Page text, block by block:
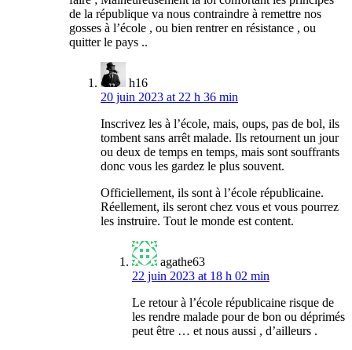
de la république va nous contraindre à remettre nos
gosses à l’école , ou bien rentrer en résistance , ou
quitter le pays ..
h16
20 juin 2023 at 22 h 36 min
Inscrivez les à l’école, mais, oups, pas de bol, ils
tombent sans arrêt malade. Ils retournent un jour
ou deux de temps en temps, mais sont souffrants
donc vous les gardez le plus souvent.
Officiellement, ils sont à l’école républicaine.
Réellement, ils seront chez vous et vous pourrez
les instruire. Tout le monde est content.
agathe63
22 juin 2023 at 18 h 02 min
Le retour à l’école républicaine risque de
les rendre malade pour de bon ou déprimés
peut être … et nous aussi , d’ailleurs .